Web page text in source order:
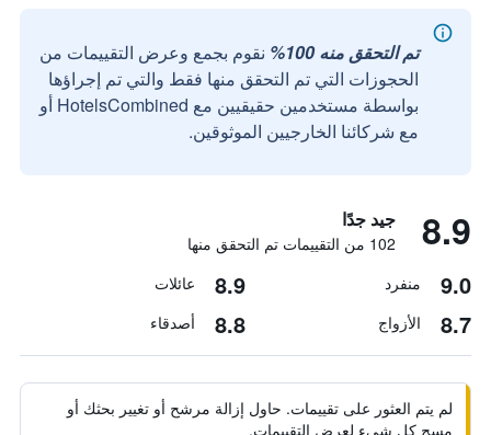
تم التحقق منه 100%
نقوم بجمع وعرض التقييمات من
الحجوزات التي تم التحقق منها فقط والتي تم إجراؤها
بواسطة مستخدمين حقيقيين مع HotelsCombined أو
مع شركائنا الخارجيين الموثوقين.
8.9 جيد جدًا
102 من التقييمات تم التحقق منها
9.0 منفرد 8.9 عائلات
8.7 الأزواج 8.8 أصدقاء
لم يتم العثور على تقييمات. حاول إزالة مرشح أو تغيير بحثك أو
مسح كل شيء لعرض التقييمات.